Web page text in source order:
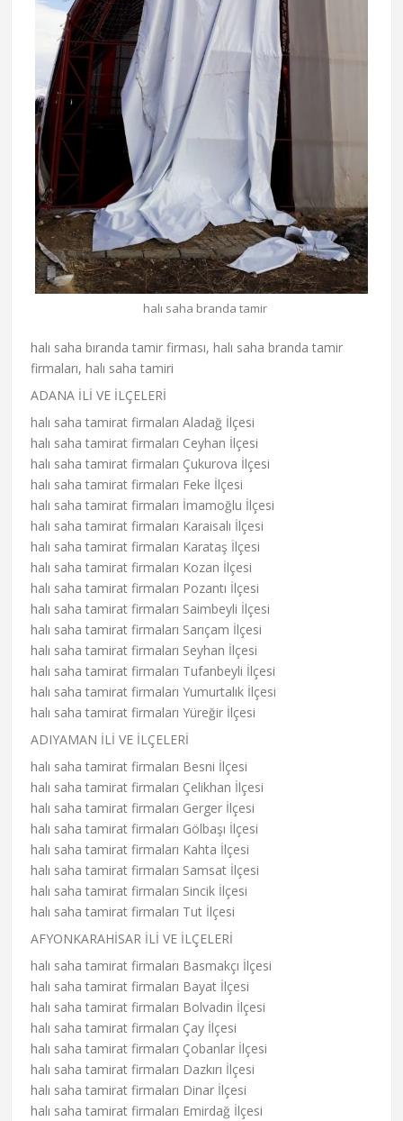
halı saha branda tamir
halı saha bıranda tamir firması, halı saha branda tamir
firmaları, halı saha tamiri
ADANA İLİ VE İLÇELERİ
halı saha tamirat firmaları Aladağ İlçesi
halı saha tamirat firmaları Ceyhan İlçesi
halı saha tamirat firmaları Çukurova İlçesi
halı saha tamirat firmaları Feke İlçesi
halı saha tamirat firmaları İmamoğlu İlçesi
halı saha tamirat firmaları Karaisalı İlçesi
halı saha tamirat firmaları Karataş İlçesi
halı saha tamirat firmaları Kozan İlçesi
halı saha tamirat firmaları Pozantı İlçesi
halı saha tamirat firmaları Saimbeyli İlçesi
halı saha tamirat firmaları Sarıçam İlçesi
halı saha tamirat firmaları Seyhan İlçesi
halı saha tamirat firmaları Tufanbeyli İlçesi
halı saha tamirat firmaları Yumurtalık İlçesi
halı saha tamirat firmaları Yüreğir İlçesi
ADIYAMAN İLİ VE İLÇELERİ
halı saha tamirat firmaları Besni İlçesi
halı saha tamirat firmaları Çelikhan İlçesi
halı saha tamirat firmaları Gerger İlçesi
halı saha tamirat firmaları Gölbaşı İlçesi
halı saha tamirat firmaları Kahta İlçesi
halı saha tamirat firmaları Samsat İlçesi
halı saha tamirat firmaları Sincik İlçesi
halı saha tamirat firmaları Tut İlçesi
AFYONKARAHİSAR İLİ VE İLÇELERİ
halı saha tamirat firmaları Basmakçı İlçesi
halı saha tamirat firmaları Bayat İlçesi
halı saha tamirat firmaları Bolvadin İlçesi
halı saha tamirat firmaları Çay İlçesi
halı saha tamirat firmaları Çobanlar İlçesi
halı saha tamirat firmaları Dazkırı İlçesi
halı saha tamirat firmaları Dinar İlçesi
halı saha tamirat firmaları Emirdağ İlçesi